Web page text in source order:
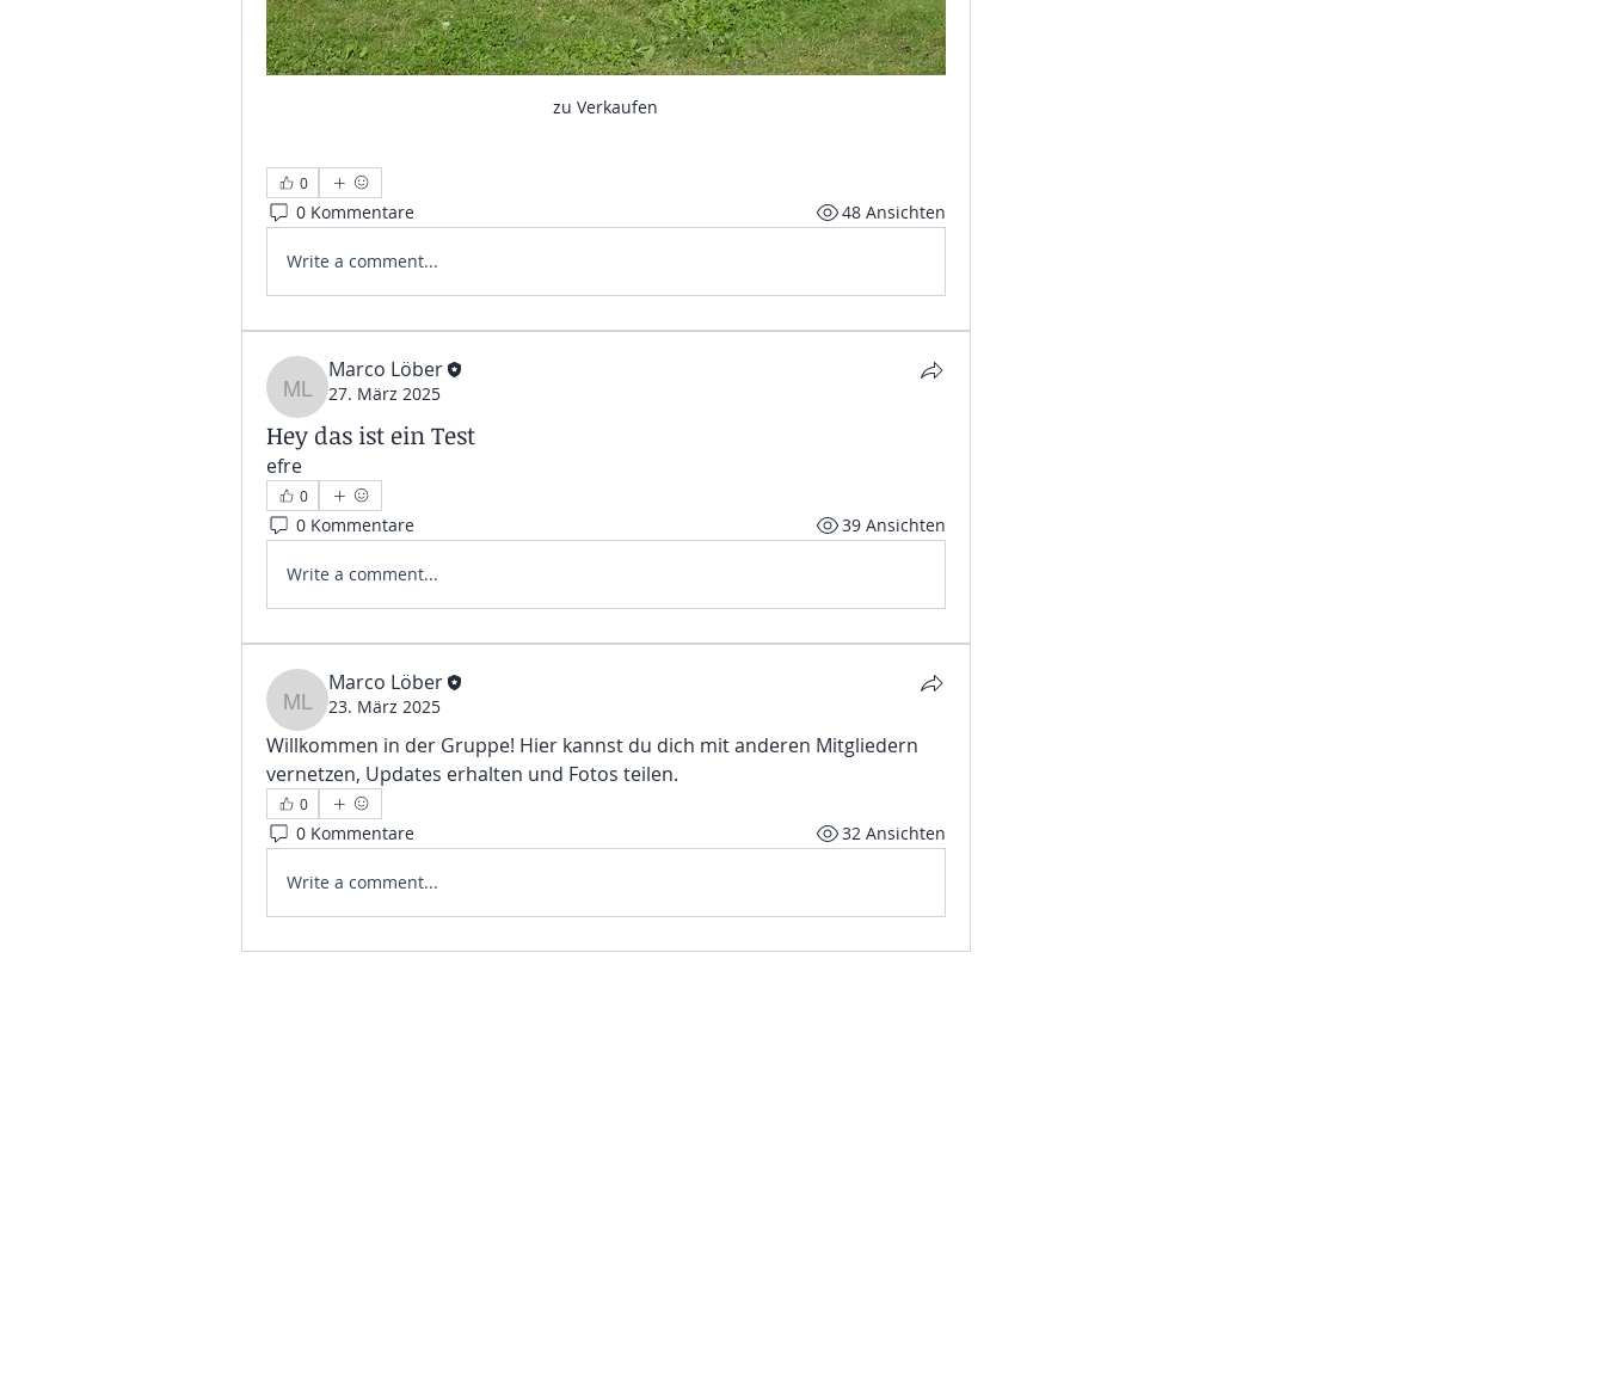
zu Verkaufen
0
0 Kommentare 48 Ansichten
Write a comment...
Marco Löber
Marco Löber
27. März 2025
Hey das ist ein Test
efre
0
0 Kommentare 39 Ansichten
Write a comment...
Marco Löber
Marco Löber
23. März 2025
Willkommen in der Gruppe! Hier kannst du dich mit anderen Mitgliedern
vernetzen, Updates erhalten und Fotos teilen.
0
0 Kommentare 32 Ansichten
Write a comment...